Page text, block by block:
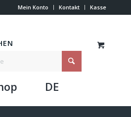
Mein Konto Kontakt Kasse
DE